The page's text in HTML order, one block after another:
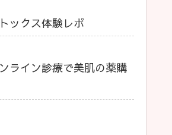
ックス体験レポ
ライン診療で美肌の薬購